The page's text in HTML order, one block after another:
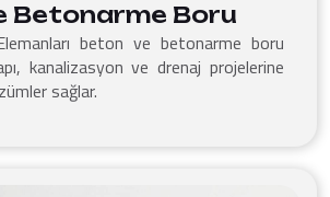
Betonarme Boru
beton ve betonarme boru
kanalizasyon ve drenaj projelerine
sağlar.